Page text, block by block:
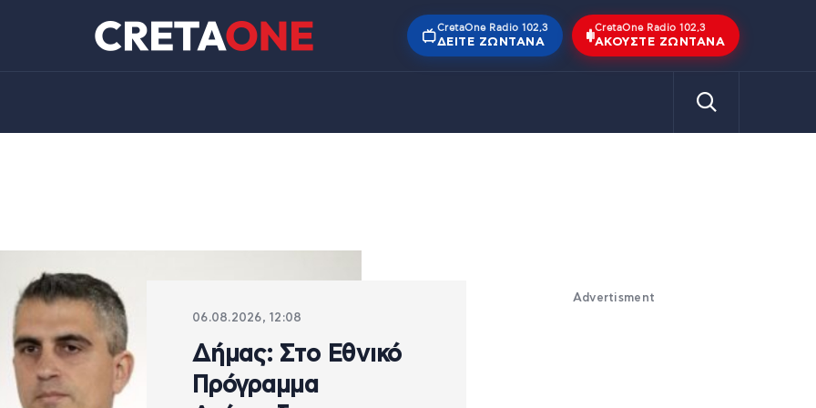
CretaOne Radio 102,3
ΔΕΊΤΕ ΖΩΝΤΑΝΆ
CretaOne Radio 102,3
ΑΚΟΎΣΤΕ ΖΩΝΤΑΝΆ
06.08.2026, 12:08
Δήμας: Στο Εθνικό
Πρόγραμμα
Advertisment